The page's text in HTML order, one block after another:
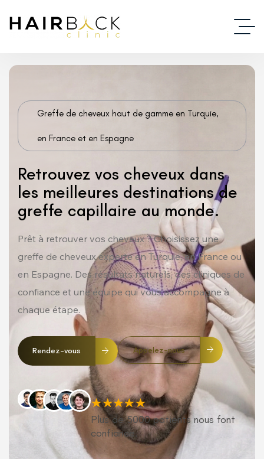
Greffe de cheveux haut de gamme en Turquie,
en France et en Espagne
Retrouvez vos cheveux dans
les meilleures destinations de
greffe capillaire au monde.
Prêt à retrouver vos cheveux ? Choisissez une
greffe de cheveux experte en Turquie, en France ou
en Espagne. Des résultats naturels, des cliniques de
confiance et une équipe qui vous accompagne à
chaque étape.
Rendez-vous Appelez-nous
Plus de 5000 patients nous font
confiance.